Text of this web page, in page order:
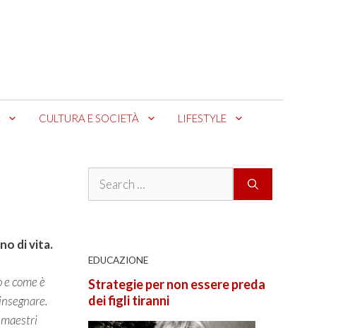
CULTURA E SOCIETÀ LIFESTYLE
di vita.
come è
Search
EDUCAZIONE
Strategie per non essere preda
dei figli tiranni